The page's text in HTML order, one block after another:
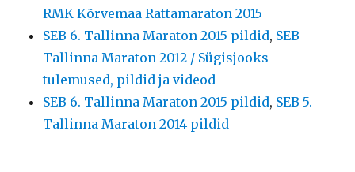
RMK Kõrvemaa Rattamaraton 2015
SEB 6. Tallinna Maraton 2015 pildid, SEB
Tallinna Maraton 2012 / Sügisjooks
tulemused, pildid ja videod
SEB 6. Tallinna Maraton 2015 pildid, SEB 5.
Tallinna Maraton 2014 pildid